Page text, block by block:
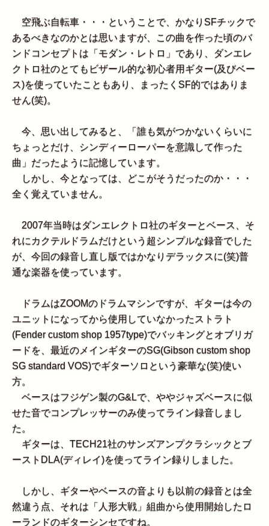
空飛ぶ自転車・・・ということで、かなりSFチックで
あるべきなのかとは思いますが、この曲を作った頃のバ
ンドコンセプトは「モダン・レトロ」であり、ダンエレ
クトロ社のとてもビザール的な初心者用ギター(及びベー
ス)を使っていたこともあり、まったくSF的ではありま
せん(笑)。
今、思い出してみると、「誰も気がつかないくらいに
ちょっとだけ、シンディーローパーを意識して作った
曲」だったように記憶しています。
しかし、今となっては、どこがそうだったのか・・・
全く覚えていません。
2007年当時はダンエレクトロ社のギターとベース、そ
れにカクテルドラムだけという超シンプルな録音でした
が、今回の録音し直し版ではかなりデラックスに(笑)普
通な楽器を使っています。
ドラムはZOOMのドラムマシンですが、ギターは今の
ユニットになってから使用していなかったストラト
(Fender custom shop 1957type)でバッキングとオブリガ
ードを、最近のメインギターのSG(Gibson custom shop
SG standard VOS)でギターソロという豪華な(笑)使い
方。
ベースはフジゲン製のG&Lで、ややジャズベースに似
せた音でコンプレッサーのみ使ってライン録音しまし
た。
ギターは、TECH21社のサンズアンプクラシックとブ
ーストDLA(ディレイ)を使ってライン録りしました。
しかし、ギターやベースの音よりも以前の録音とは全
然違う点、それは「人形大戦」組曲から使用開始したロ
ーランドのギターシンセですね。